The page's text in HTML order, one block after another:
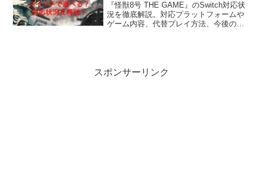
『怪獣8号 THE GAME』のSwitch対応状
況を徹底解説。対応プラットフォームや
ゲーム内容、代替プレイ方法、今後の
スポンサーリンク